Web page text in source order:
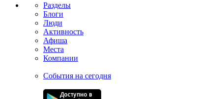
Разделы
Блоги
Люди
Активность
Афиша
Места
Компании
События на сегодня